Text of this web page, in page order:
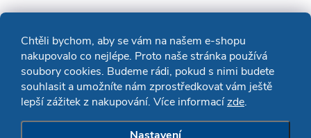
Chtěli bychom, aby se vám na našem e-shopu
nakupovalo co nejlépe. Proto naše stránka používá
soubory cookies. Budeme rádi, pokud s nimi budete
souhlasit a umožníte nám zprostředkovat vám ještě
lepší zážitek z nakupování. Více informacízde.